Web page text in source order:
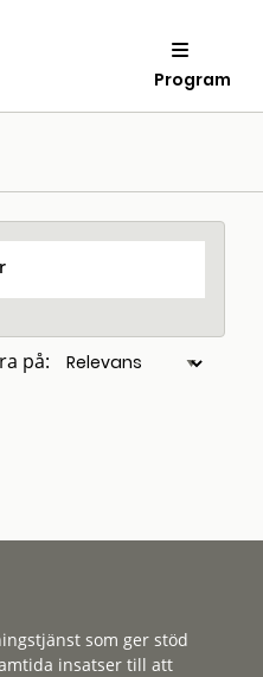
Program
på:
som ger stöd
insatser till att